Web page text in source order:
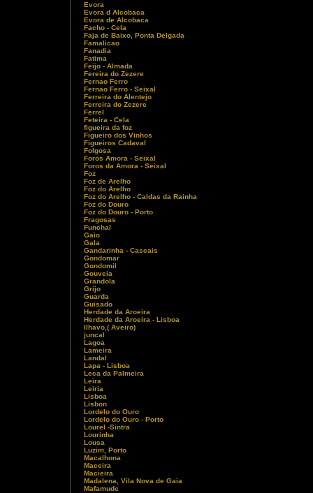
Evora
Evora d Alcobaca
Evora de Alcobaca
Facho - Cela
Faja de Baixo, Ponta Delgada
Famalicao
Fanadia
Fatima
Feijo - Almada
Fereira do Zezere
Fernao Ferro
Fernao Ferro - Seixal
Ferreira do Alentejo
Ferreira do Zezere
Ferrel
Feteira - Cela
figueira da foz
Figueiro dos Vinhos
Figueiros Cadaval
Folgosa
Foros Amora - Seixal
Foros da Amora - Seixal
Foz
Foz de Arelho
Foz do Arelho
Foz do Arelho - Caldas da Rainha
Foz do Douro
Foz do Douro - Porto
Fragosas
Funchal
Gaio
Gala
Gandarinha - Cascais
Gondomar
Gondomil
Gouveia
Grandola
Grijo
Guarda
Guisado
Herdade da Aroeira
Herdade da Aroeira - Lisboa
Ilhavo,( Aveiro)
juncal
Lagoa
Lameira
Landal
Lapa - Lisboa
Leca da Palmeira
Leira
Leiria
Lisboa
Lisbon
Lordelo do Ouro
Lordelo do Ouro - Porto
Lourel -Sintra
Lourinha
Lousa
Luzim, Porto
Macalhona
Maceira
Macieira
Madalena, Vila Nova de Gaia
Mafamude